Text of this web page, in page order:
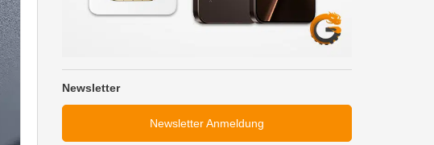
Newsletter
Newsletter Anmeldung